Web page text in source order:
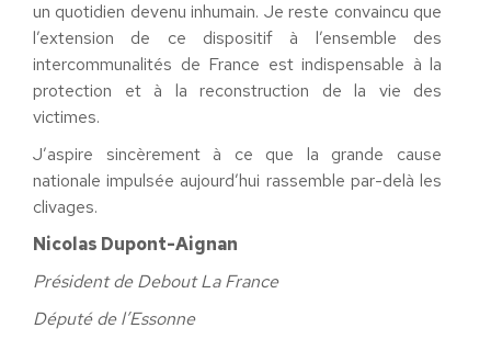
un quotidien devenu inhumain. Je reste convaincu que
l’extension de ce dispositif à l’ensemble des
intercommunalités de France est indispensable à la
protection et à la reconstruction de la vie des
victimes.
J’aspire sincèrement à ce que la grande cause
nationale impulsée aujourd’hui rassemble par-delà les
clivages.
Nicolas Dupont-Aignan
Président de Debout La France
Député de l’Essonne